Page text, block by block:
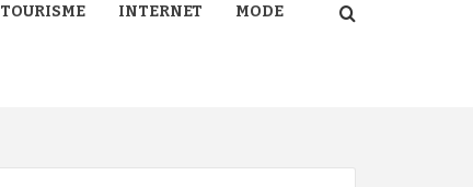
TOURISME INTERNET MODE